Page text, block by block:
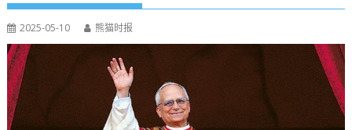
2025-05-10 熊猫时报